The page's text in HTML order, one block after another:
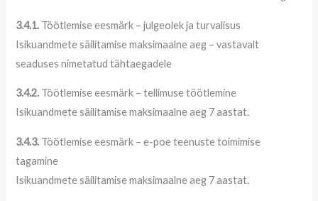
3.4.1. Töötlemise eesmärk – julgeolek ja turvalisus
Isikuandmete säilitamise maksimaalne aeg – vastavalt
seaduses nimetatud tähtaegadele
3.4.2. Töötlemise eesmärk – tellimuse töötlemine
Isikuandmete säilitamise maksimaalne aeg 7 aastat.
3.4.3. Töötlemise eesmärk – e-poe teenuste toimimise
tagamine
Isikuandmete säilitamise maksimaalne aeg 7 aastat.